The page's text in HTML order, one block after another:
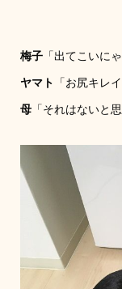
梅子「出てこいにゃ
ヤマト 「お尻キレ
母「それはないと思